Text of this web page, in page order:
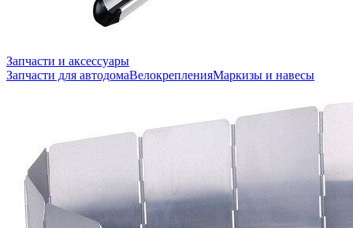
Запчасти и аксессуары
Запчасти для автодомаВелокрепленияМаркизы и навесы